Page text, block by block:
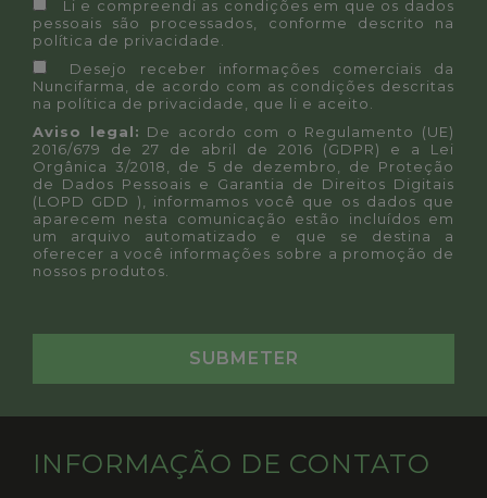
Li e compreendi as condições em que os dados
pessoais são processados, conforme descrito na
política de privacidade
Desejo receber informações comerciais da
Nuncifarma, de acordo com as condições descritas
na política de privacidade
, que li e aceito.
Aviso legal: De acordo com o Regulamento (UE)
2016/679 de 27 de abril de 2016 (GDPR) e a Lei
Orgânica 3/2018, de 5 de dezembro, de Proteção
de Dados Pessoais e Garantia de Direitos Digitais
(LOPD GDD ), informamos você que os dados que
aparecem nesta comunicação estão incluídos em
um arquivo automatizado e que se destina a
oferecer a você informações sobre a promoção de
nossos produtos.
INFORMAÇÃO DE CONTATO